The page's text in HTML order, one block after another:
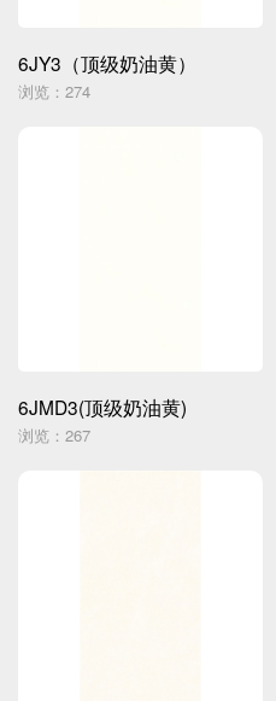
6JY3（顶级奶油黄）
浏览：274
6JMD3(顶级奶油黄)
浏览：267